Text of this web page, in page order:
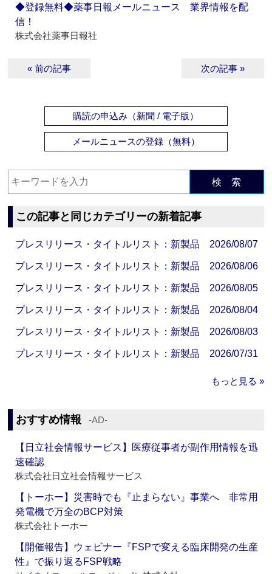
◆登録無料◆薬事日報メールニュース 業界情報を配
信！
株式会社薬事日報社
« 前の記事 次の記事 »
購読の申込み（新聞 / 電子版）
メールニュースの登録（無料）
検 索
この記事と同じカテゴリーの新着記事
プレスリリース・タイトルリスト：新製品 2026/08/07
プレスリリース・タイトルリスト：新製品 2026/08/06
プレスリリース・タイトルリスト：新製品 2026/08/05
プレスリリース・タイトルリスト：新製品 2026/08/04
プレスリリース・タイトルリスト：新製品 2026/08/03
プレスリリース・タイトルリスト：新製品 2026/07/31
もっと見る »
おすすめ情報 ‐AD‐
【日立社会情報サービス】医療従事者が副作用情報を迅
速確認
株式会社日立社会情報サービス
【トーホー】災害時でも『止まらない』事業へ 非常用
発電機で万全のBCP対策
株式会社トーホー
【開催報告】ウェビナー『FSPで変える臨床開発の生産
性』で振り返るFSP戦略